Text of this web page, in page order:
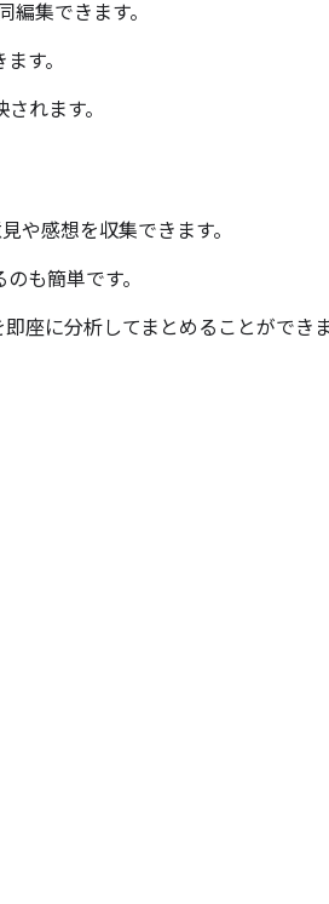
編集できます。
す。
れます。
や感想を収集できます。
も簡単です。
座に分析してまとめることができ